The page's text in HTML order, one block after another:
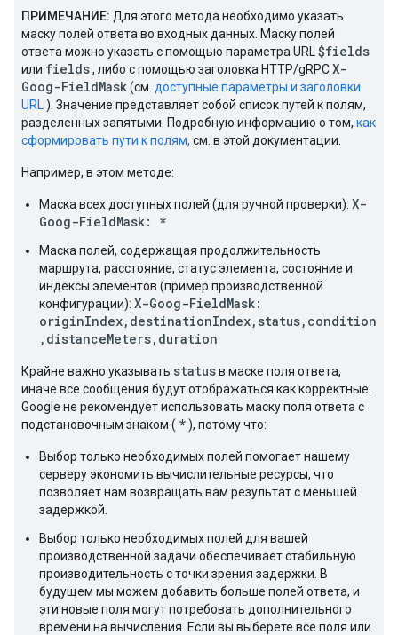
ПРИМЕЧАНИЕ: Для этого метода необходимо указать
маску полей ответа во входных данных. Маску полей
ответа можно указать с помощью параметра URL $fields
или fields, либо с помощью заголовка HTTP/gRPCX-
Goog-FieldMask(см. доступные параметры и заголовки
URL ). Значение представляет собой список путей к полям,
разделенных запятыми. Подробную информацию о том, как
сформировать пути к полям, см. в этой документации.
Например, в этом методе:
Маска всех доступных полей (для ручной проверки): X-
Goog-FieldMask: *
Маска полей, содержащая продолжительность
маршрута, расстояние, статус элемента, состояние и
индексы элементов (пример производственной
конфигурации): X-Goog-FieldMask:
originIndex,destinationIndex,status,condition
,distanceMeters,duration
Крайне важно указывать statusв маске поля ответа,
иначе все сообщения будут отображаться как корректные.
Google не рекомендует использовать маску поля ответа с
подстановочным знаком ( *), потому что:
Выбор только необходимых полей помогает нашему
серверу экономить вычислительные ресурсы, что
позволяет нам возвращать вам результат с меньшей
задержкой.
Выбор только необходимых полей для вашей
производственной задачи обеспечивает стабильную
производительность с точки зрения задержки. В
будущем мы можем добавить больше полей ответа, и
эти новые поля могут потребовать дополнительного
времени на вычисления. Если вы выберете все поля или